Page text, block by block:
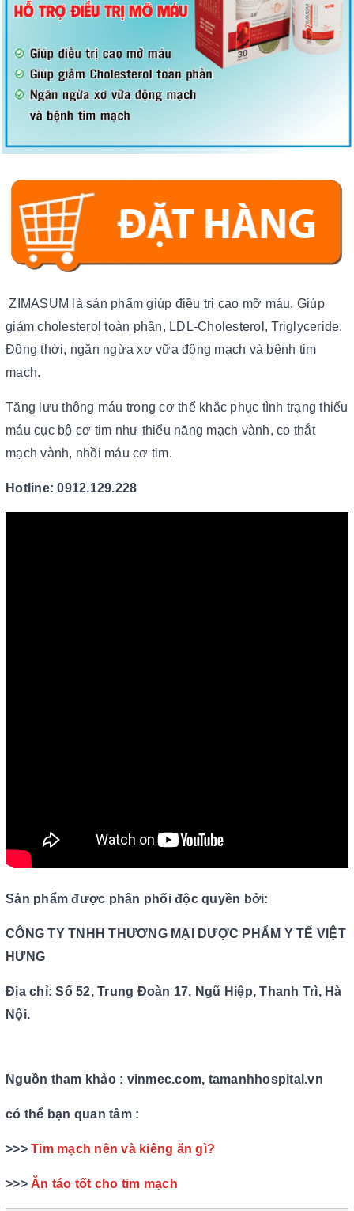
ZIMASUM là sản phẩm giúp điều trị cao mỡ máu. Giúp
giảm cholesterol toàn phần, LDL-Cholesterol, Triglyceride.
Đồng thời, ngăn ngừa xơ vữa động mạch và bệnh tim
mạch.
Tăng lưu thông máu trong cơ thể khắc phục tình trạng thiếu
máu cục bộ cơ tim như thiểu năng mạch vành, co thắt
mạch vành, nhồi máu cơ tim.
Hotline: 0912.129.228
Sản phẩm được phân phối độc quyền bởi:
CÔNG TY TNHH THƯƠNG MẠI DƯỢC PHẨM Y TẾ VIỆT
HƯNG
Địa chỉ: Số 52, Trung Đoàn 17, Ngũ Hiệp, Thanh Trì, Hà
Nội.
Nguồn tham khảo : vinmec.com, tamanhhospital.vn
có thể bạn quan tâm :
>>> Tim mạch nên và kiêng ăn gì?
>>> Ăn táo tốt cho tim mạch